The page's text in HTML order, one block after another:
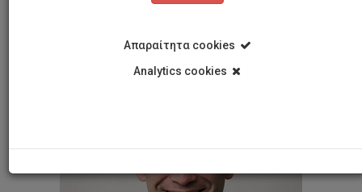
Απαραίτητα cookies
Analytics cookies